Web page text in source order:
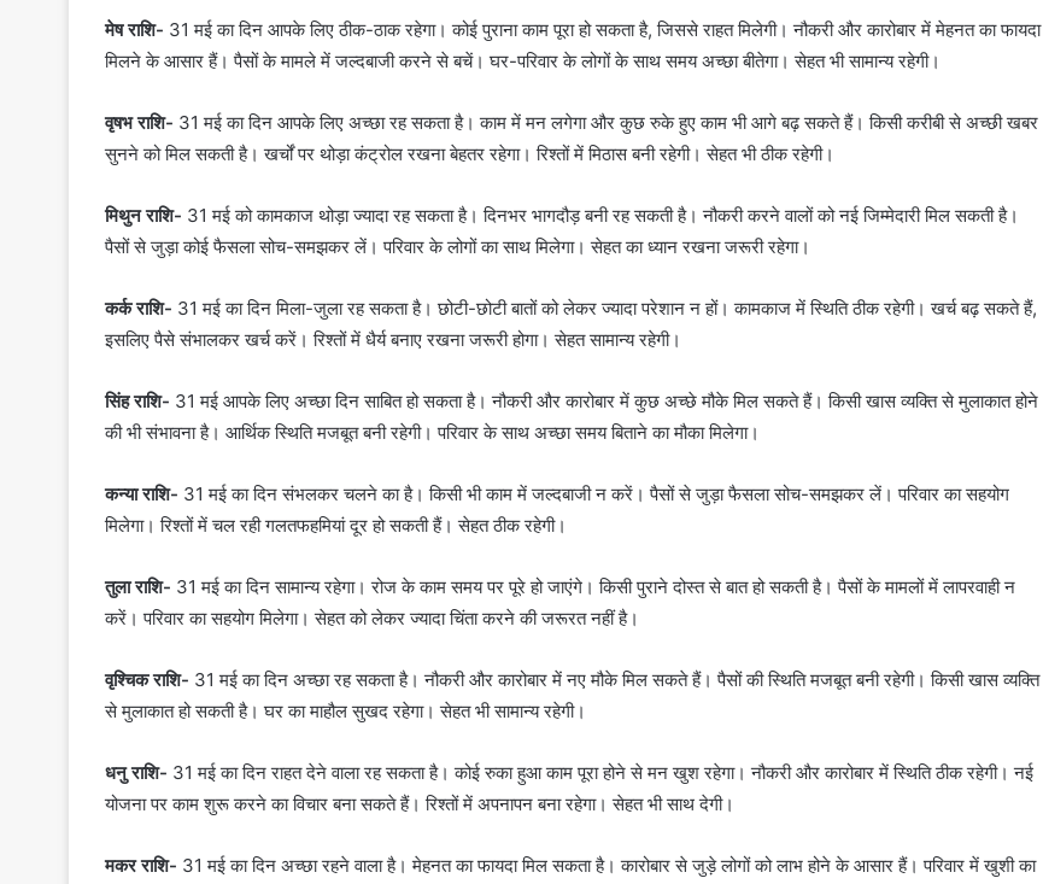
मेष राशि- 31 मई का दिन आपके लिए ठीक-ठाक रहेगा। कोई पुराना काम पूरा हो सकता है, जिससे राहत मिलेगी। नौकरी और कारोबार में मेहनत का फायदा
मिलने के आसार हैं। पैसों के मामले में जल्दबाजी करने से बचें। घर-परिवार के लोगों के साथ समय अच्छा बीतेगा। सेहत भी सामान्य रहेगी।
वृषभ राशि- 31 मई का दिन आपके लिए अच्छा रह सकता है। काम में मन लगेगा और कुछ रुके हुए काम भी आगे बढ़ सकते हैं। किसी करीबी से अच्छी खबर
सुनने को मिल सकती है। खर्चों पर थोड़ा कंट्रोल रखना बेहतर रहेगा। रिश्तों में मिठास बनी रहेगी। सेहत भी ठीक रहेगी।
मिथुन राशि- 31 मई को कामकाज थोड़ा ज्यादा रह सकता है। दिनभर भागदौड़ बनी रह सकती है। नौकरी करने वालों को नई जिम्मेदारी मिल सकती है।
पैसों से जुड़ा कोई फैसला सोच-समझकर लें। परिवार के लोगों का साथ मिलेगा। सेहत का ध्यान रखना जरूरी रहेगा।
कर्क राशि- 31 मई का दिन मिला-जुला रह सकता है। छोटी-छोटी बातों को लेकर ज्यादा परेशान न हों। कामकाज में स्थिति ठीक रहेगी। खर्च बढ़ सकते हैं,
इसलिए पैसे संभालकर खर्च करें। रिश्तों में धैर्य बनाए रखना जरूरी होगा। सेहत सामान्य रहेगी।
सिंह राशि- 31 मई आपके लिए अच्छा दिन साबित हो सकता है। नौकरी और कारोबार में कुछ अच्छे मौके मिल सकते हैं। किसी खास व्यक्ति से मुलाकात होने
की भी संभावना है। आर्थिक स्थिति मजबूत बनी रहेगी। परिवार के साथ अच्छा समय बिताने का मौका मिलेगा।
कन्या राशि- 31 मई का दिन संभलकर चलने का है। किसी भी काम में जल्दबाजी न करें। पैसों से जुड़ा फैसला सोच-समझकर लें। परिवार का सहयोग
मिलेगा। रिश्तों में चल रही गलतफहमियां दूर हो सकती हैं। सेहत ठीक रहेगी।
तुला राशि- 31 मई का दिन सामान्य रहेगा। रोज के काम समय पर पूरे हो जाएंगे। किसी पुराने दोस्त से बात हो सकती है। पैसों के मामलों में लापरवाही न
करें। परिवार का सहयोग मिलेगा। सेहत को लेकर ज्यादा चिंता करने की जरूरत नहीं है।
वृश्चिक राशि- 31 मई का दिन अच्छा रह सकता है। नौकरी और कारोबार में नए मौके मिल सकते हैं। पैसों की स्थिति मजबूत बनी रहेगी। किसी खास व्यक्ति
से मुलाकात हो सकती है। घर का माहौल सुखद रहेगा। सेहत भी सामान्य रहेगी।
धनु राशि- 31 मई का दिन राहत देने वाला रह सकता है। कोई रुका हुआ काम पूरा होने से मन खुश रहेगा। नौकरी और कारोबार में स्थिति ठीक रहेगी। नई
योजना पर काम शुरू करने का विचार बना सकते हैं। रिश्तों में अपनापन बना रहेगा। सेहत भी साथ देगी।
मकर राशि- 31 मई का दिन अच्छा रहने वाला है। मेहनत का फायदा मिल सकता है। कारोबार से जुड़े लोगों को लाभ होने के आसार हैं। परिवार में खुशी का